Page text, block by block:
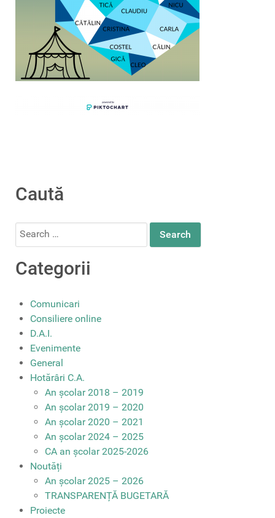
Caută
Search
Categorii
Comunicari
Consiliere online
D.A.I.
Evenimente
General
Hotărâri C.A.
An școlar 2018 – 2019
An școlar 2019 – 2020
An școlar 2020 – 2021
An școlar 2024 – 2025
CA an școlar 2025-2026
Noutăți
An școlar 2025 – 2026
TRANSPARENȚĂ BUGETARĂ
Proiecte